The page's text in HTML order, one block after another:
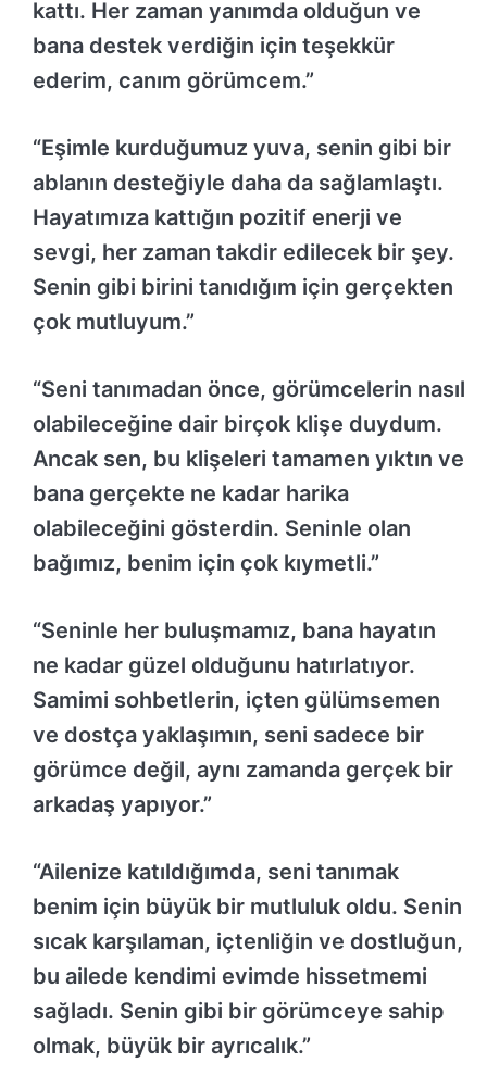
kattı. Her zaman yanımda olduğun ve
bana destek verdiğin için teşekkür
ederim, canım görümcem.”
“Eşimle kurduğumuz yuva, senin gibi bir
ablanın desteğiyle daha da sağlamlaştı.
Hayatımıza kattığın pozitif enerji ve
sevgi, her zaman takdir edilecek bir şey.
Senin gibi birini tanıdığım için gerçekten
çok mutluyum.”
“Seni tanımadan önce, görümcelerin nasıl
olabileceğine dair birçok klişe duydum.
Ancak sen, bu klişeleri tamamen yıktın ve
bana gerçekte ne kadar harika
olabileceğini gösterdin. Seninle olan
bağımız, benim için çok kıymetli.”
“Seninle her buluşmamız, bana hayatın
ne kadar güzel olduğunu hatırlatıyor.
Samimi sohbetlerin, içten gülümsemen
ve dostça yaklaşımın, seni sadece bir
görümce değil, aynı zamanda gerçek bir
arkadaş yapıyor.”
“Ailenize katıldığımda, seni tanımak
benim için büyük bir mutluluk oldu. Senin
sıcak karşılaman, içtenliğin ve dostluğun,
bu ailede kendimi evimde hissetmemi
sağladı. Senin gibi bir görümceye sahip
olmak, büyük bir ayrıcalık.”